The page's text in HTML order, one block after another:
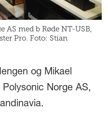
AS med b Røde NT-USB,
Pro. Foto: Stian
og Mikael
Norge AS,